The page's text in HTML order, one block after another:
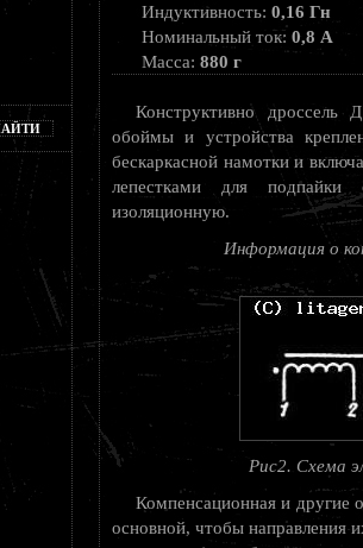
Индуктивность: 0,16 Гн
Номинальный ток: 0,8 А
Масса: 880 г
Конструктивно дроссель
обоймы и устройства
бескаркасной намотки и
лепестками для
изоляционную.
Информация о
Рис2. Схема
Компенсационная и другие
основной, чтобы направления